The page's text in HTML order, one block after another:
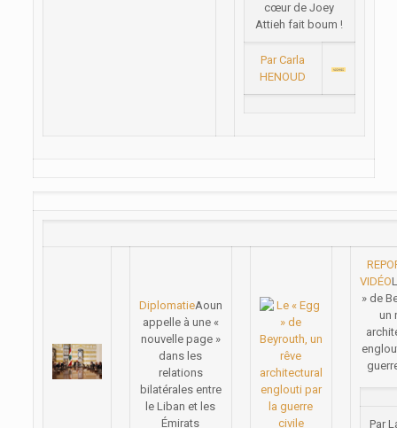
cœur de Joey
Attieh fait boum !
Par Carla
HENOUD
DiplomatieAoun
appelle à une «
nouvelle page »
dans les
relations
bilatérales entre
le Liban et les
Émirats
VIDÉO
» de
un
Par